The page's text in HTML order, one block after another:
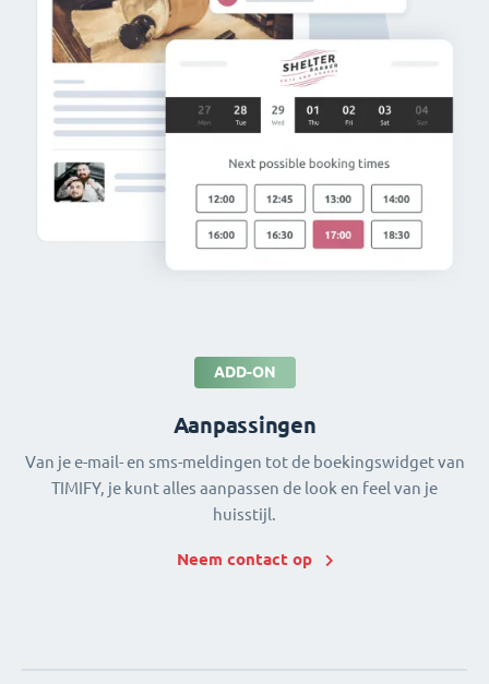
ADD-ON
Aanpassingen
Van je e-mail- en sms-meldingen tot de boekingswidget van
TIMIFY, je kunt alles aanpassen de look en feel van je
huisstijl.
Neem contact op